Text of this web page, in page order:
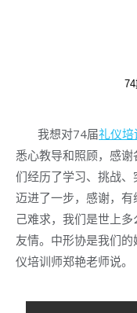
我想对74届礼仪培
悉心教导和照顾，感
们经历了学习、挑战
迈进了一步，感谢，
己难求，我们是世上
友情。中形协是我们
仪培训师郑艳老师说。